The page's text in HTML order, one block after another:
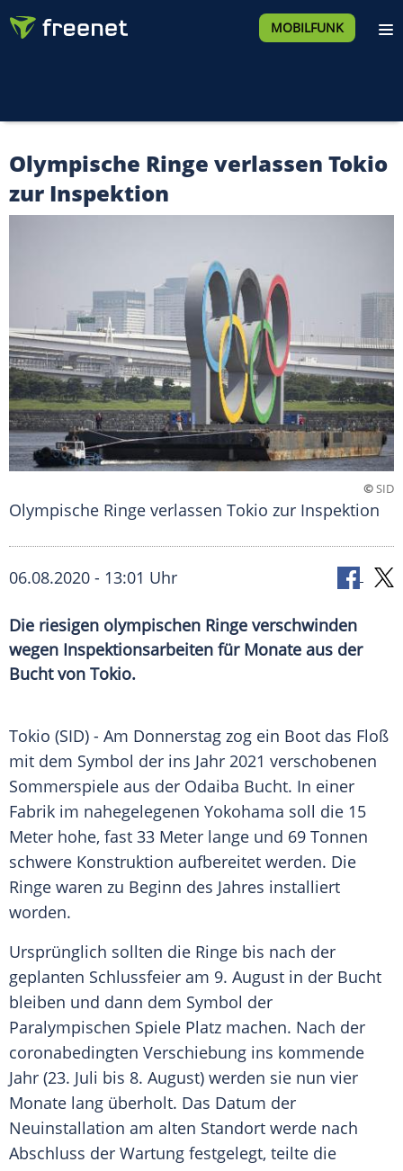
MOBILFUNK
Olympische Ringe verlassen Tokio
zur Inspektion
©SID
Olympische Ringe verlassen Tokio zur Inspektion
06.08.2020 - 13:01 Uhr
Die riesigen olympischen Ringe verschwinden
wegen Inspektionsarbeiten für Monate aus der
Bucht von Tokio.
Tokio (SID) - Am Donnerstag zog ein Boot das Floß
mit dem Symbol der ins Jahr 2021 verschobenen
Sommerspiele aus der Odaiba Bucht. In einer
Fabrik im nahegelegenen Yokohama soll die 15
Meter hohe, fast 33 Meter lange und 69 Tonnen
schwere Konstruktion aufbereitet werden. Die
Ringe waren zu Beginn des Jahres installiert
worden.
Ursprünglich sollten die Ringe bis nach der
geplanten Schlussfeier am 9. August in der Bucht
bleiben und dann dem Symbol der
Paralympischen Spiele Platz machen. Nach der
coronabedingten Verschiebung ins kommende
Jahr (23. Juli bis 8. August) werden sie nun vier
Monate lang überholt. Das Datum der
Neuinstallation am alten Standort werde nach
Abschluss der Wartung festgelegt, teilte die